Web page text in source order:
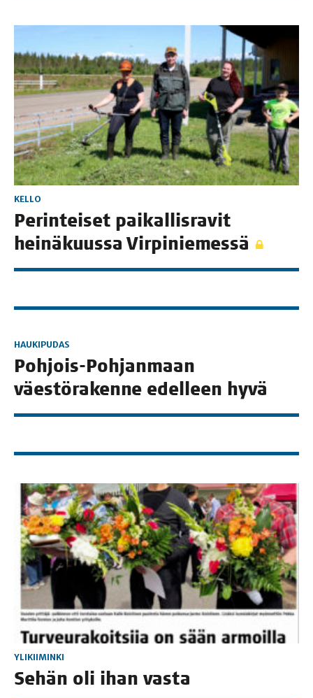
KELLO
Perin­tei­set pai­kal­lis­ra­vit
hei­nä­kuus­sa Virpiniemessä
HAUKIPUDAS
Poh­jois-Poh­jan­maan
väes­tö­ra­ken­ne edel­leen hyvä
YLIKIIMINKI
Sehän oli ihan vasta